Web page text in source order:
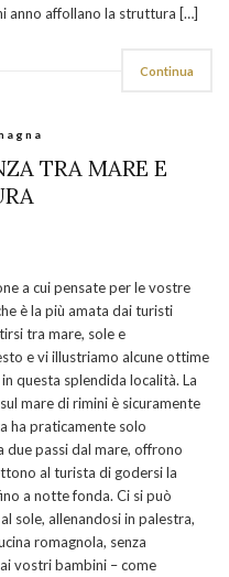
anno affollano la struttura […]
Continua
TRA MARE E
a cui pensate per le vostre
è la più amata dai turisti
tra mare, sole e
e vi illustriamo alcune ottime
questa splendida località. La
mare di rimini è sicuramente
ha praticamente solo
due passi dal mare, offrono
al turista di godersi la
a notte fonda. Ci si può
sole, allenandosi in palestra,
romagnola, senza
vostri bambini – come